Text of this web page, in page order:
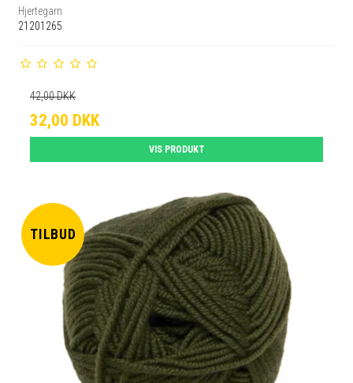
Hjertegarn
21201265
42,00 DKK
32,00 DKK
VIS PRODUKT
TILBUD